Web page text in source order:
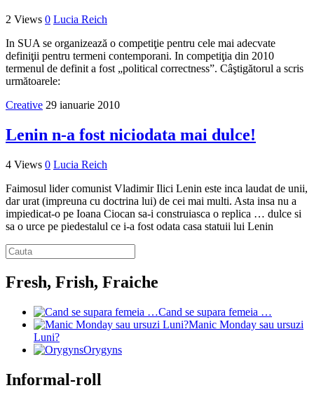
2 Views 0 Lucia Reich
In SUA se organizează o competiţie pentru cele mai adecvate
definiţii pentru termeni contemporani. In competiţia din 2010
termenul de definit a fost „political correctness”. Câştigătorul a scris
următoarele:
Creative 29 ianuarie 2010
Lenin n-a fost niciodata mai dulce!
4 Views 0 Lucia Reich
Faimosul lider comunist Vladimir Ilici Lenin este inca laudat de unii,
dar urat (impreuna cu doctrina lui) de cei mai multi. Asta insa nu a
impiedicat-o pe Ioana Ciocan sa-i construiasca o replica … dulce si
sa o urce pe piedestalul ce i-a fost odata casa statuii lui Lenin
Fresh, Frish, Fraiche
Cand se supara femeia …
Manic Monday sau ursuzi
Luni?
Orygyns
Informal-roll